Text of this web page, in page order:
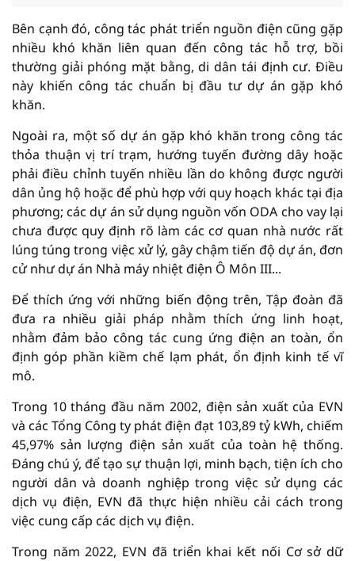
Bên cạnh đó, công tác phát triển nguồn điện cũng gặp
nhiều khó khăn liên quan đến công tác hỗ trợ, bồi
thường giải phóng mặt bằng, di dân tái định cư. Điều
này khiến công tác chuẩn bị đầu tư dự án gặp khó
khăn.
Ngoài ra, một số dự án gặp khó khăn trong công tác
thỏa thuận vị trí trạm, hướng tuyến đường dây hoặc
phải điều chỉnh tuyến nhiều lần do không được người
dân ủng hộ hoặc để phù hợp với quy hoạch khác tại địa
phương; các dự án sử dụng nguồn vốn ODA cho vay lại
chưa được quy định rõ làm các cơ quan nhà nước rất
lúng túng trong việc xử lý, gây chậm tiến độ dự án, đơn
cử như dự án Nhà máy nhiệt điện Ô Môn III...
Để thích ứng với những biến động trên, Tập đoàn đã
đưa ra nhiều giải pháp nhằm thích ứng linh hoạt,
nhằm đảm bảo công tác cung ứng điện an toàn, ổn
định góp phần kiềm chế lạm phát, ổn định kinh tế vĩ
mô.
Trong 10 tháng đầu năm 2002, điện sản xuất của EVN
và các Tổng Công ty phát điện đạt 103,89 tỷ kWh, chiếm
45,97% sản lượng điện sản xuất của toàn hệ thống.
Đáng chú ý, để tạo sự thuận lợi, minh bạch, tiện ích cho
người dân và doanh nghiệp trong việc sử dụng các
dịch vụ điện, EVN đã thực hiện nhiều cải cách trong
việc cung cấp các dịch vụ điện.
Trong năm 2022, EVN đã triển khai kết nối Cơ sở dữ